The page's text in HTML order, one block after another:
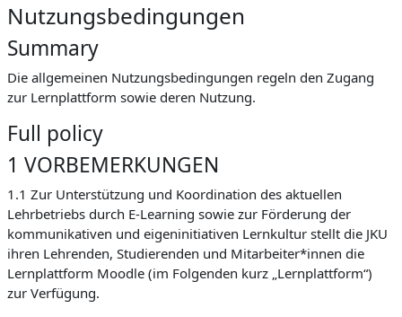
Nutzungsbedingungen
Summary
Die allgemeinen Nutzungsbedingungen regeln den Zugang
zur Lernplattform sowie deren Nutzung.
Full policy
1 VORBEMERKUNGEN
1.1 Zur Unterstützung und Koordination des aktuellen
Lehrbetriebs durch E-Learning sowie zur Förderung der
kommunikativen und eigeninitiativen Lernkultur stellt die JKU
ihren Lehrenden, Studierenden und Mitarbeiter*innen die
Lernplattform Moodle (im Folgenden kurz „Lernplattform“)
zur Verfügung.